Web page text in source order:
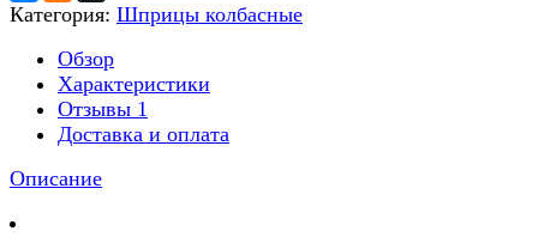
Категория: Шприцы колбасные
Обзор
Характеристики
Отзывы 1
Доставка и оплата
Описание